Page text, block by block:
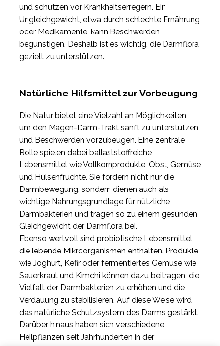
und schützen vor Krankheitserregern. Ein
Ungleichgewicht, etwa durch schlechte Ernährung
oder Medikamente, kann Beschwerden
begünstigen. Deshalb ist es wichtig, die Darmflora
gezielt zu unterstützen.
Natürliche Hilfsmittel zur Vorbeugung
Die Natur bietet eine Vielzahl an Möglichkeiten,
um den Magen-Darm-Trakt sanft zu unterstützen
und Beschwerden vorzubeugen. Eine zentrale
Rolle spielen dabei ballaststoffreiche
Lebensmittel wie Vollkornprodukte, Obst, Gemüse
und Hülsenfrüchte. Sie fördern nicht nur die
Darmbewegung, sondern dienen auch als
wichtige Nahrungsgrundlage für nützliche
Darmbakterien und tragen so zu einem gesunden
Gleichgewicht der Darmflora bei.
Ebenso wertvoll sind probiotische Lebensmittel,
die lebende Mikroorganismen enthalten. Produkte
wie Joghurt, Kefir oder fermentiertes Gemüse wie
Sauerkraut und Kimchi können dazu beitragen, die
Vielfalt der Darmbakterien zu erhöhen und die
Verdauung zu stabilisieren. Auf diese Weise wird
das natürliche Schutzsystem des Darms gestärkt.
Darüber hinaus haben sich verschiedene
Heilpflanzen seit Jahrhunderten in der